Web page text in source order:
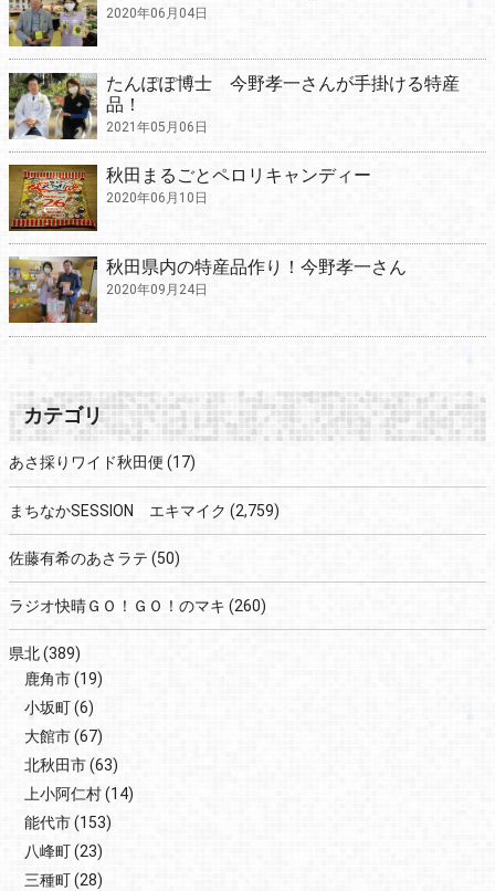
2020年06月04日
たんぽぽ博士 今野孝一さんが手掛ける特産
品！
2021年05月06日
秋田まるごとペロリキャンディー
2020年06月10日
秋田県内の特産品作り！今野孝一さん
2020年09月24日
カテゴリ
あさ採りワイド秋田便 (17)
まちなかSESSION エキマイク (2,759)
佐藤有希のあさラテ (50)
ラジオ快晴ＧＯ！ＧＯ！のマキ (260)
県北(389)
鹿角市(19)
小坂町(6)
大館市(67)
北秋田市(63)
上小阿仁村(14)
能代市(153)
八峰町(23)
三種町(28)